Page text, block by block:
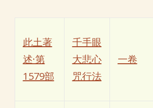
此土著
述·第
1579部
千手眼
大悲心
咒行法
一卷